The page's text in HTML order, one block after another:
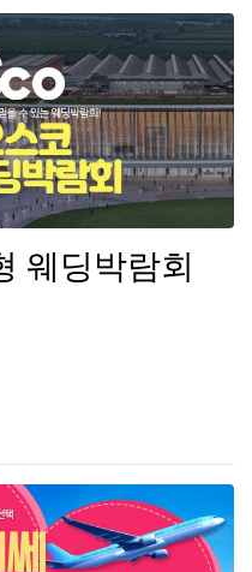
웨딩박람회